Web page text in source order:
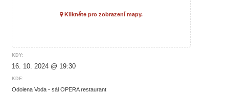
Klikněte pro zobrazení mapy.
KDY:
16. 10. 2024 @ 19:30
KDE:
Odolena Voda - sál OPERA restaurant